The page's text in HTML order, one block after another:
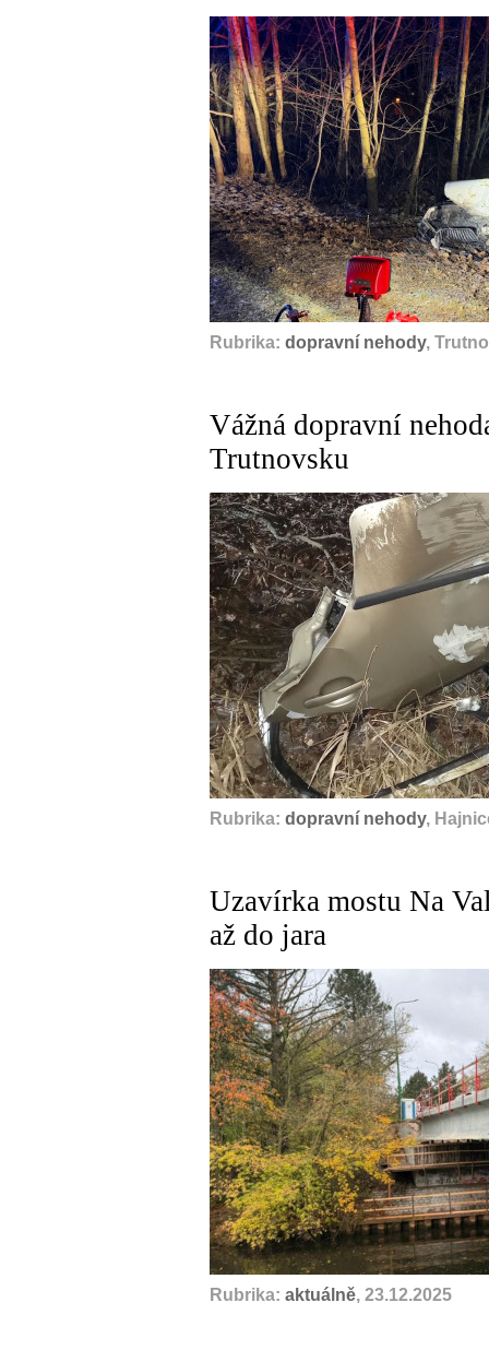
Rubrika: dopravní nehody,
Vážná dopravní
Trutnovsku
Rubrika: dopravní nehody,
Uzavírka mostu Na
až do jara
Rubrika: aktuálně, 23.12.2025